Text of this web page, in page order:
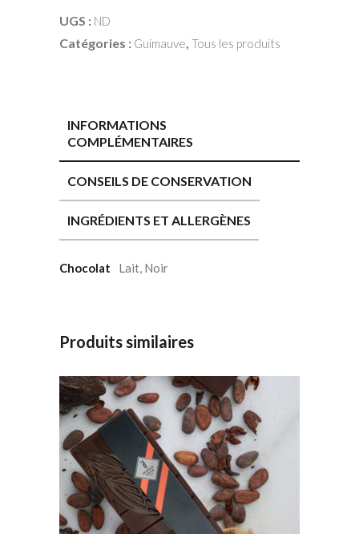
UGS : ND
Catégories : Guimauve Tous les produits
INFORMATIONS
COMPLÉMENTAIRES
CONSEILS DE CONSERVATION
INGRÉDIENTS ET ALLERGÈNES
Chocolat Lait, Noir
Produits similaires